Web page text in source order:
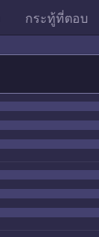
กระทู้ที่ตอบ